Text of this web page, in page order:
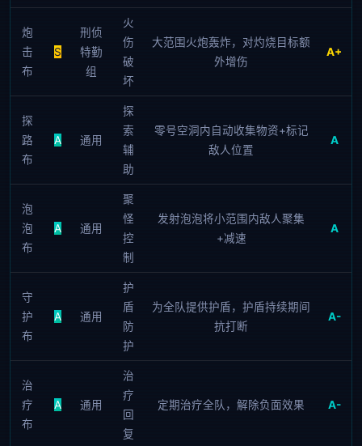
炮
击
布
S
刑侦
特勤
组
火
伤
破
坏
大范围火炮轰炸，对灼烧目标额
外增伤
A+
探
路
布
A 通用
探
索
辅
助
零号空洞内自动收集物资+标记
敌人位置
A
泡
泡
布
A 通用
聚
怪
控
制
发射泡泡将小范围内敌人聚集
+减速
A
守
护
布
A 通用
护
盾
防
护
为全队提供护盾，护盾持续期间
抗打断
A-
治
疗
布
A 通用
治
疗
回
复
定期治疗全队，解除负面效果 A-